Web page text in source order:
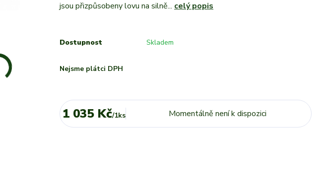
jsou přizpůsobeny lovu na silně... celý popis
Dostupnost Skladem
Nejsme plátci DPH
1 035 Kč/1ks Momentálně není k dispozici